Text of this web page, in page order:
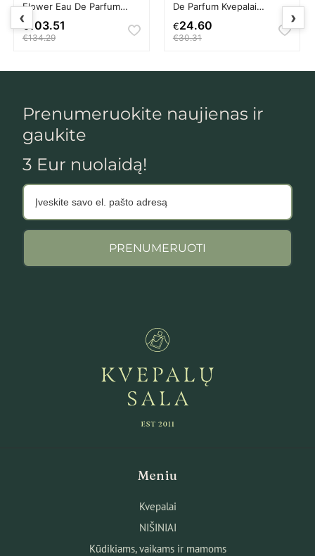
Flower Eau De Parfum
Kvepalai Moterims
€103.51
€134.29
De Parfum Kvepalai
Moterims
€24.60
€30.31
‹ ›
Prenumeruokite naujienas ir
gaukite
3 Eur nuolaidą!
PRENUMERUOTI
Meniu
Kvepalai
NIŠINIAI
Kūdikiams, vaikams ir mamoms